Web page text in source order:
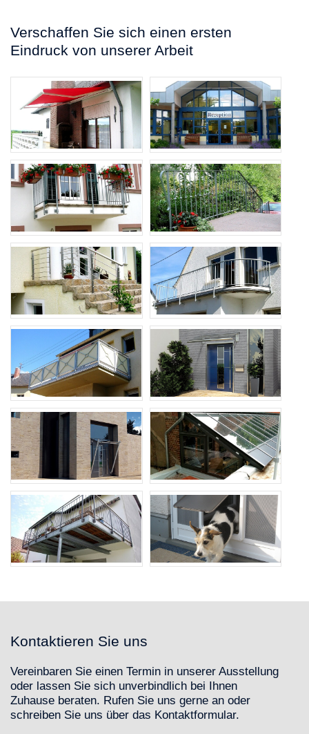
Verschaffen Sie sich einen ersten
Eindruck von unserer Arbeit
Kontaktieren Sie uns
Vereinbaren Sie einen Termin in unserer Ausstellung
oder lassen Sie sich unverbindlich bei Ihnen
Zuhause beraten. Rufen Sie uns gerne an oder
schreiben Sie uns über das Kontaktformular.